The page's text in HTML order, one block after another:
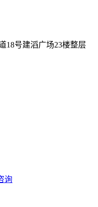
18号建滔广场23楼整层
询